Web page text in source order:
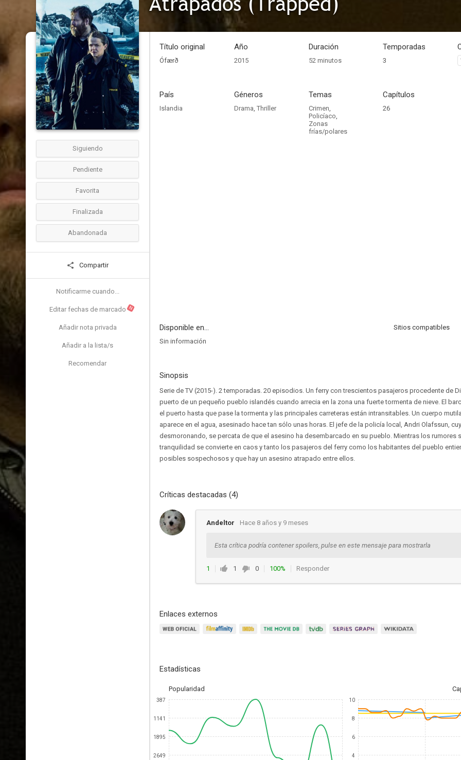
Siguiendo
Pendiente
Favorita
Finalizada
Abandonada
Compartir
Notificarme cuando...
Editar fechas de marcado N
Añadir nota privada
Añadir a la lista/s
Recomendar
Título original
Ófærð
Año
2015
Duración
52 minutos
Temporadas
3
País
Islandia
Géneros
Drama, Thriller
Temas
Crimen,
Policíaco,
Zonas
frías/polares
Capítulos
26
Disponible en...
Sitios compatibles
Sin información
Sinopsis
Serie de TV (2015-). 2 temporadas. 20 episodios. Un ferry con trescientos pasajeros procedente de
puerto de un pequeño pueblo islandés cuando arrecia en la zona una fuerte tormenta de nieve. El
el puerto hasta que pase la tormenta y las principales carreteras están intransitables. Un cuerpo
aparece en el agua, asesinado hace tan sólo unas horas. El jefe de la policía local, Andri Olafssun,
desmoronando, se percata de que el asesino ha desembarcado en su pueblo. Mientras los rumores
tranquilidad se convierte en caos y tanto los pasajeros del ferry como los habitantes del pueblo
posibles sospechosos y que hay un asesino atrapado entre ellos.
Críticas destacadas (4)
Andeltor Hace 8 años y 9 meses
Esta crítica podría contener spoilers, pulse en este mensaje para mostrarla
1 1 0 100% Responder
Enlaces externos
Estadísticas
Popularidad
387
1141
1895
2649
10
8
6
4